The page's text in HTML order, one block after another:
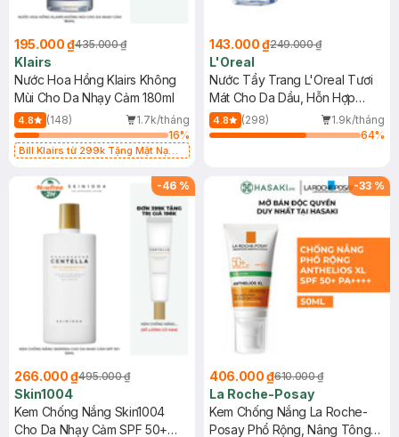
195.000 ₫435.000 ₫
Klairs
Nước Hoa Hồng Klairs Không
Mùi Cho Da Nhạy Cảm 180ml
4.8 (148)
1.7k/tháng
16%
Bill Klairs từ 299k Tặng Mặt Nạ
25ml (SL Có Hạn)
143.000 ₫249.000 ₫
L'Oreal
Nước Tẩy Trang L'Oreal Tươi
Mát Cho Da Dầu, Hỗn Hợp
400ml
4.8 (298)
1.9k/tháng
64%
-46 %
266.000 ₫495.000 ₫
Skin1004
Kem Chống Nắng Skin1004
Cho Da Nhạy Cảm SPF 50+
-33 %
406.000 ₫610.000 ₫
La Roche-Posay
Kem Chống Nắng La Roche-
Posay Phổ Rộng, Nâng Tông